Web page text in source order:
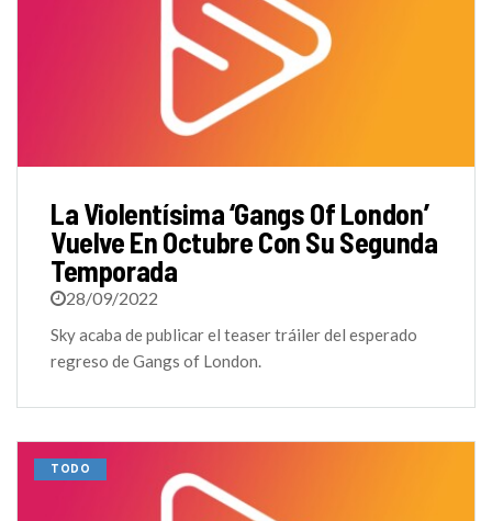
La Violentísima ‘Gangs Of London’
Vuelve En Octubre Con Su Segunda
Temporada
28/09/2022
Sky acaba de publicar el teaser tráiler del esperado
regreso de Gangs of London.
TODO